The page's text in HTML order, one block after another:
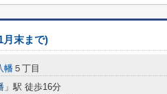
月末まで)
幡 ５丁目
」駅 徒歩16分